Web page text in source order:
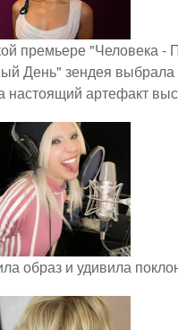
премьере "Человека -
День" зендея выбрала
настоящий артефакт
образ и удивила